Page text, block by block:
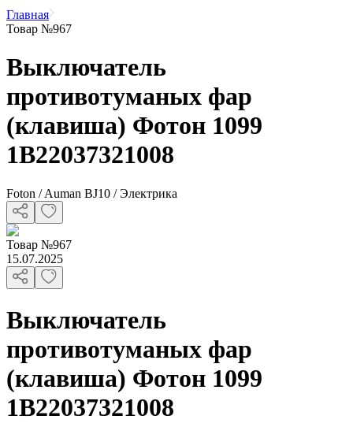
Главная
Товар №967
Выключатель
противотуманых фар
(клавиша) Фотон 1099
1B22037321008
Foton / Auman BJ10 / Электрика
Товар №967
15.07.2025
Выключатель
противотуманых фар
(клавиша) Фотон 1099
1B22037321008